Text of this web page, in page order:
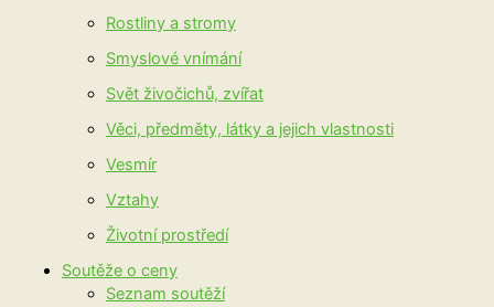
Rostliny a stromy
Smyslové vnímání
Svět živočichů, zvířat
Věci, předměty, látky a jejich vlastnosti
Vesmír
Vztahy
Životní prostředí
Soutěže o ceny
Seznam soutěží